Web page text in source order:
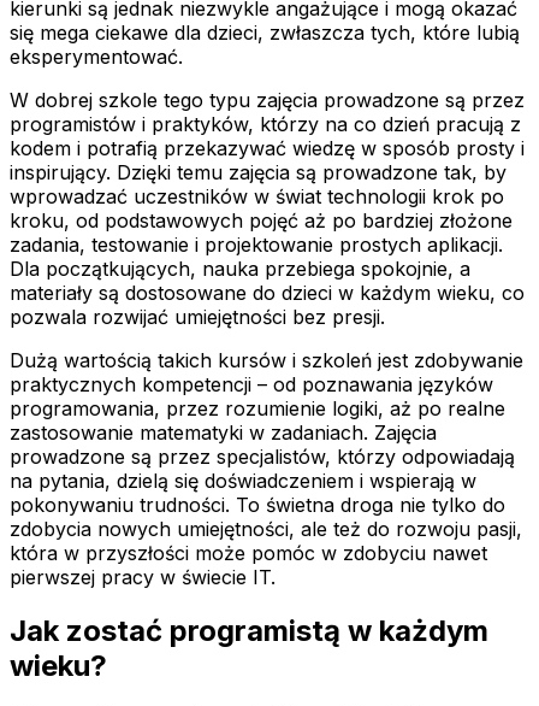
kierunki są jednak niezwykle angażujące i mogą okazać
się mega ciekawe dla dzieci, zwłaszcza tych, które lubią
eksperymentować.
W dobrej szkole tego typu zajęcia prowadzone są przez
programistów i praktyków, którzy na co dzień pracują z
kodem i potrafią przekazywać wiedzę w sposób prosty i
inspirujący. Dzięki temu zajęcia są prowadzone tak, by
wprowadzać uczestników w świat technologii krok po
kroku, od podstawowych pojęć aż po bardziej złożone
zadania, testowanie i projektowanie prostych aplikacji.
Dla początkujących, nauka przebiega spokojnie, a
materiały są dostosowane do dzieci w każdym wieku, co
pozwala rozwijać umiejętności bez presji.
Dużą wartością takich kursów i szkoleń jest zdobywanie
praktycznych kompetencji – od poznawania języków
programowania, przez rozumienie logiki, aż po realne
zastosowanie matematyki w zadaniach. Zajęcia
prowadzone są przez specjalistów, którzy odpowiadają
na pytania, dzielą się doświadczeniem i wspierają w
pokonywaniu trudności. To świetna droga nie tylko do
zdobycia nowych umiejętności, ale też do rozwoju pasji,
która w przyszłości może pomóc w zdobyciu nawet
pierwszej pracy w świecie IT.
Jak zostać programistą w każdym
wieku?